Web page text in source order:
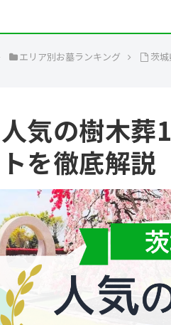
エリア別お墓ランキング 茨
気の樹木葬
を徹底解説